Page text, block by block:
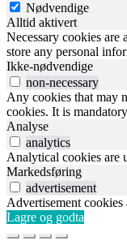
Nødvendige
Alltid aktivert
Necessary cookies are
store any personal
Ikke-nødvendige
non-necessary
Any cookies that may
cookies. It is
Analyse
analytics
Analytical cookies are
Markedsføring
advertisement
Advertisement cookies
Lagre og godta